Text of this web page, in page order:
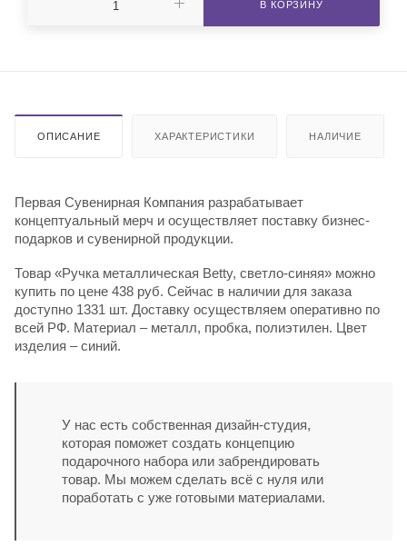
В КОРЗИНУ
ОПИСАНИЕ ХАРАКТЕРИСТИКИ НАЛИЧИЕ
Первая Сувенирная Компания разрабатывает
концептуальный мерч и осуществляет поставку бизнес-
подарков и сувенирной продукции.
Товар «Ручка металлическая Betty, светло-синяя» можно
купить по цене 438 руб. Сейчас в наличии для заказа
доступно 1331 шт. Доставку осуществляем оперативно по
всей РФ. Материал – металл, пробка, полиэтилен. Цвет
изделия – синий.
У нас есть собственная дизайн-студия,
которая поможет создать концепцию
подарочного набора или забрендировать
товар. Мы можем сделать всё с нуля или
поработать с уже готовыми материалами.